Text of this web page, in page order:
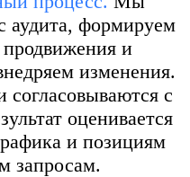
аудита, формируем
продвижения и
изменения.
согласовываются с
оценивается
и позициям
запросам.